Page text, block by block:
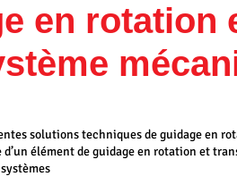
en rotation
solutions techniques de guidage en
élément de guidage en rotation et